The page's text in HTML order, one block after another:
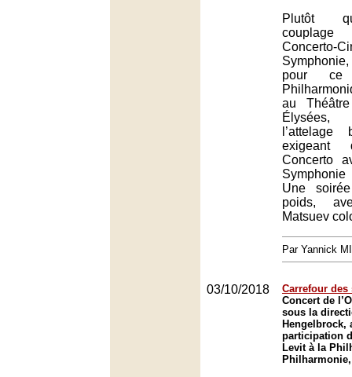
Plutôt
Concerto-
pour ce
au
l’attelage
exigeant
Concerto
Une
poids,
Matsuev
Par Yannick
03/10/2018
Carrefour des
Concert de
sous la
Hengelbrock,
participation
Levit à la